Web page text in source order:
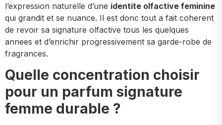
l’expression naturelle d’une identite olfactive feminine
qui grandit et se nuance. Il est donc tout a fait coherent
de revoir sa signature olfactive tous les quelques
annees et d’enrichir progressivement sa garde-robe de
fragrances.
Quelle concentration choisir
pour un parfum signature
femme durable ?